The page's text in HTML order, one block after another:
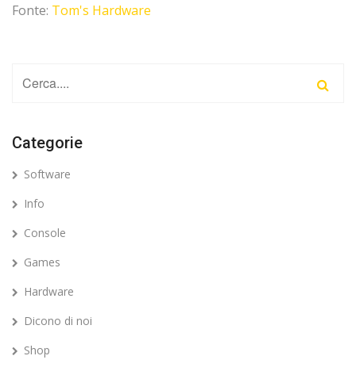
Fonte: Tom's Hardware
Categorie
Software
Info
Console
Games
Hardware
Dicono di noi
Shop